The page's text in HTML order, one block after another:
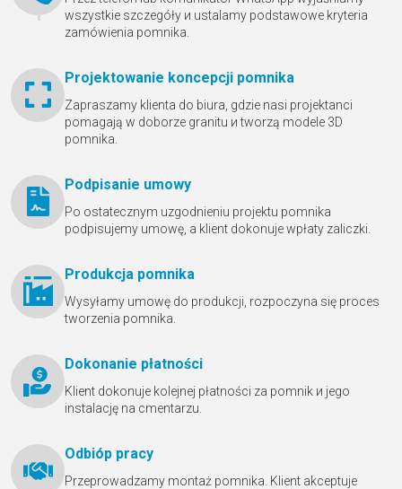
wszystkie szczegóły и ustalamy podstawowe kryteria
zamówienia pomnika.
Projektowanie koncepcji pomnika
Zapraszamy klienta do biura, gdzie nasi projektanci
pomagają w doborze granitu и tworzą modele 3D
pomnika.
Podpisanie umowy
Po ostatecznym uzgodnieniu projektu pomnika
podpisujemy umowę, a klient dokonuje wpłaty zaliczki.
Produkcja pomnika
Wysyłamy umowę do produkcji, rozpoczyna się proces
tworzenia pomnika.
Dokonanie płatności
Klient dokonuje kolejnej płatności za pomnik и jego
instalację na cmentarzu.
Odbióр pracy
Przeprowadzamy montaż pomnika. Klient akceptuje